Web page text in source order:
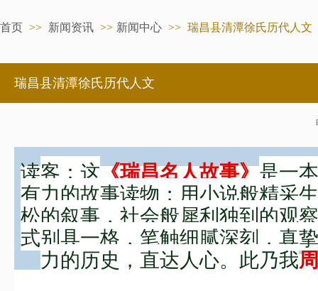
首页 >> 新闻资讯 >> 新闻中心 >> 瑞昌县清潭徐氏历代人文
瑞昌县清潭徐氏历代人文
读客：这《瑞昌名人故事》是一
有力的故事读物；用小说般精采
松的叙事，社会般犀利独到的观
式别具一格，笔触细腻深刻，真
力的历史， 直达人心。此乃我